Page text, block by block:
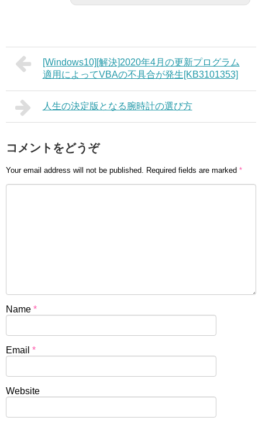
[Windows10][解決]2020年4月の更新プログラム
適用によってVBAの不具合が発生[KB3101353]
人生の決定版となる腕時計の選び方
コメントをどうぞ
Your email address will not be published. Required fields are marked *
Name *
Email *
Website